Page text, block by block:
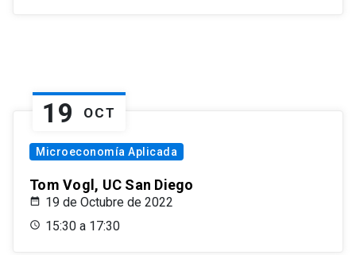
19 OCT
Microeconomía Aplicada
Tom Vogl, UC San Diego
19 de Octubre de 2022
15:30 a 17:30